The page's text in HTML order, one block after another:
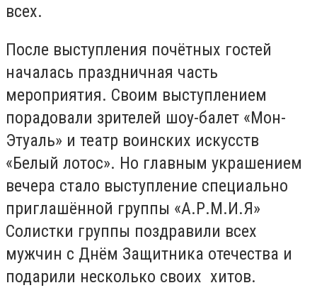
всех.
После выступления почётных гостей
началась праздничная часть
мероприятия. Своим выступлением
порадовали зрителей шоу-балет «Мон-
Этуаль» и театр воинских искусств
«Белый лотос». Но главным украшением
вечера стало выступление специально
приглашённой группы «А.Р.М.И.Я»
Солистки группы поздравили всех
мужчин с Днём Защитника отечества и
подарили несколько своих хитов.